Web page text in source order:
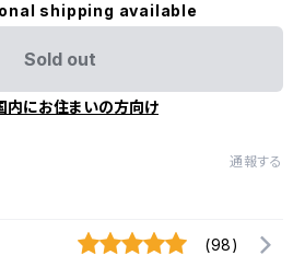
shipping available
Sold out
内にお住まいの方向け
通報する
(98)